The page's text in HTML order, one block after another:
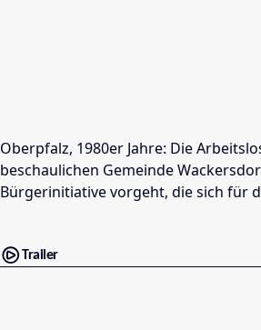
Oberpfalz, 1980er Jahre: Die
beschaulichen Gemeinde
Bürgerinitiative vorgeht, die sich für
Trailer